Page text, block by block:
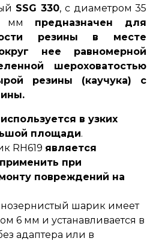
SSG 330, с диаметром 35
мм предназначен для
резины в месте
нее равномерной
шероховатостью
резины (каучука) с
используется в узких
площади.
RH619 является
при
повреждений на
шарик имеет
6 мм и устанавливается в
адаптера или в